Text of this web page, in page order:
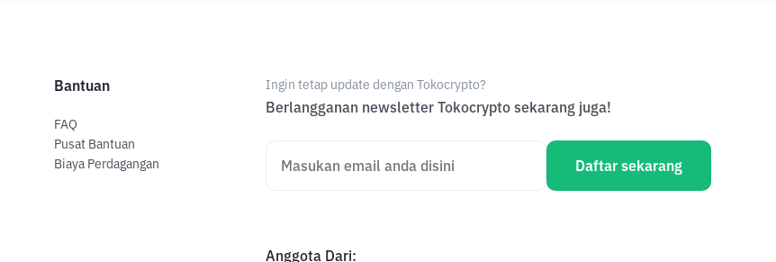
Bantuan
FAQ
Pusat Bantuan
Biaya Perdagangan
Ingin tetap update dengan Tokocrypto?
Berlangganan newsletter Tokocrypto sekarang juga!
Daftar sekarang
Anggota Dari: